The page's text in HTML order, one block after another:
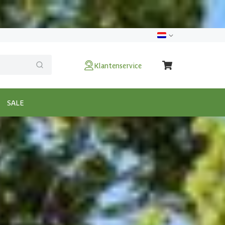
Klantenservice
SALE
cm